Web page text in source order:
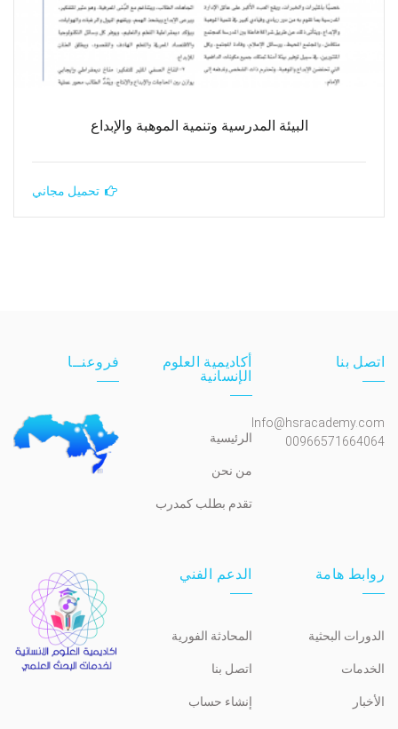
البيئة المدرسية وتنمية الموهبة والإبداع
تحميل مجاني
اتصل بنا
Info@hsracademy.com
00966571664064
أكاديمية العلوم
الإنسانية
الرئيسية
من نحن
تقدم بطلب كمدرب
فروعنــا
روابط هامة
الدورات البحثية
الخدمات
الأخبار
الدعم الفني
المحادثة الفورية
اتصل بنا
إنشاء حساب